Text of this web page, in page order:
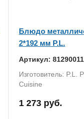
Блюдо
2*192 мм P.L.
Артикул: 81290011
Изготовитель: P.L.
Cuisine
1 273 руб.